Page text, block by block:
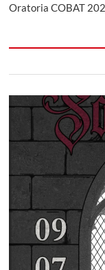
Oratoria COBAT